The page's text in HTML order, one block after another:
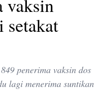
vaksin
penerima vaksin dos
lagi menerima suntikan